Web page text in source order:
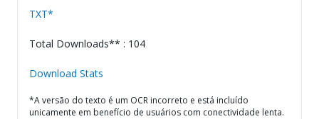
TXT*
Total Downloads** : 104
Download Stats
*A versão do texto é um OCR incorreto e está incluído
unicamente em benefício de usuários com conectividade lenta.